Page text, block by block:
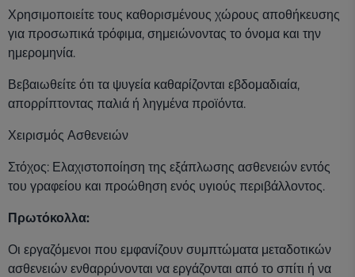
Χρησιμοποιείτε τους καθορισμένους χώρους αποθήκευσης
για προσωπικά τρόφιμα, σημειώνοντας το όνομα και την
ημερομηνία.
Βεβαιωθείτε ότι τα ψυγεία καθαρίζονται εβδομαδιαία,
απορρίπτοντας παλιά ή ληγμένα προϊόντα.
Χειρισμός Ασθενειών
Στόχος: Ελαχιστοποίηση της εξάπλωσης ασθενειών εντός
του γραφείου και προώθηση ενός υγιούς περιβάλλοντος.
Πρωτόκολλα:
Οι εργαζόμενοι που εμφανίζουν συμπτώματα μεταδοτικών
ασθενειών ενθαρρύνονται να εργάζονται από το σπίτι ή να